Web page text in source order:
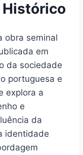
Histórico
obra seminal
em
da sociedade
portuguesa e
explora a
e
da
identidade